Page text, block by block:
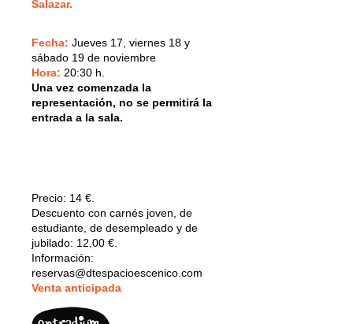
Salazar.
Fecha: Jueves 17, viernes 18 y
sábado 19 de noviembre
Hora: 20:30 h.
Una vez comenzada la
representación, no se permitirá la
entrada a la sala.
Precio: 14 €.
Descuento con carnés joven, de
estudiante, de desempleado y de
jubilado: 12,00 €.
Información:
reservas@dtespacioescenico.com
Venta anticipada